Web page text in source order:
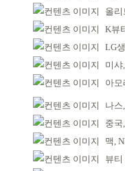
올리
K뷰
LG생
미샤,
아모
나스,
중국,
맥,
뷰티